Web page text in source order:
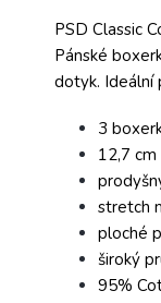
PSD Classic
Pánské
dotyk. Ideální
3
12,7
stretch
ploché
široký
95%